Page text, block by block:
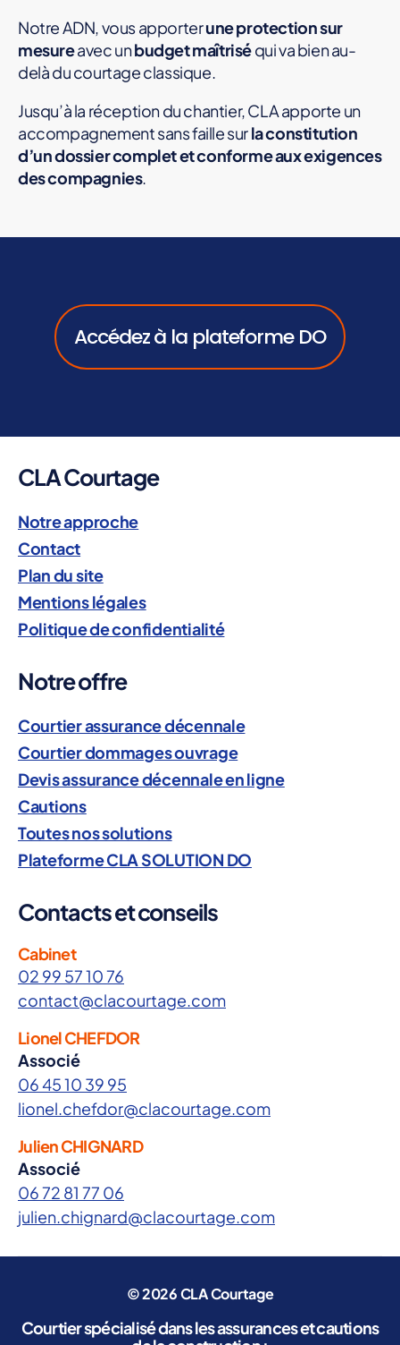
Notre ADN, vous apporterune protection sur
mesureavec unbudget maîtriséqui va bien au-
delà du courtage classique.
Jusqu’à la réception du chantier, CLA apporte un
accompagnement sans faille surla constitution
d’un dossier complet et conforme aux exigences
des compagnies.
Accédez à la plateforme DO
CLA Courtage
Notre approche
Contact
Plan du site
Mentions légales
Politique de confidentialité
Notre offre
Courtier assurance décennale
Courtier dommages ouvrage
Devis assurance décennale en ligne
Cautions
Toutes nos solutions
Plateforme CLA SOLUTION DO
Contacts et conseils
Cabinet
02 99 57 10 76
contact@clacourtage.com
Lionel CHEFDOR
Associé
06 45 10 39 95
lionel.chefdor@clacourtage.com
Julien CHIGNARD
Associé
06 72 81 77 06
julien.chignard@clacourtage.com
© 2026CLA Courtage
Courtier spécialisé dans les assurances et cautions